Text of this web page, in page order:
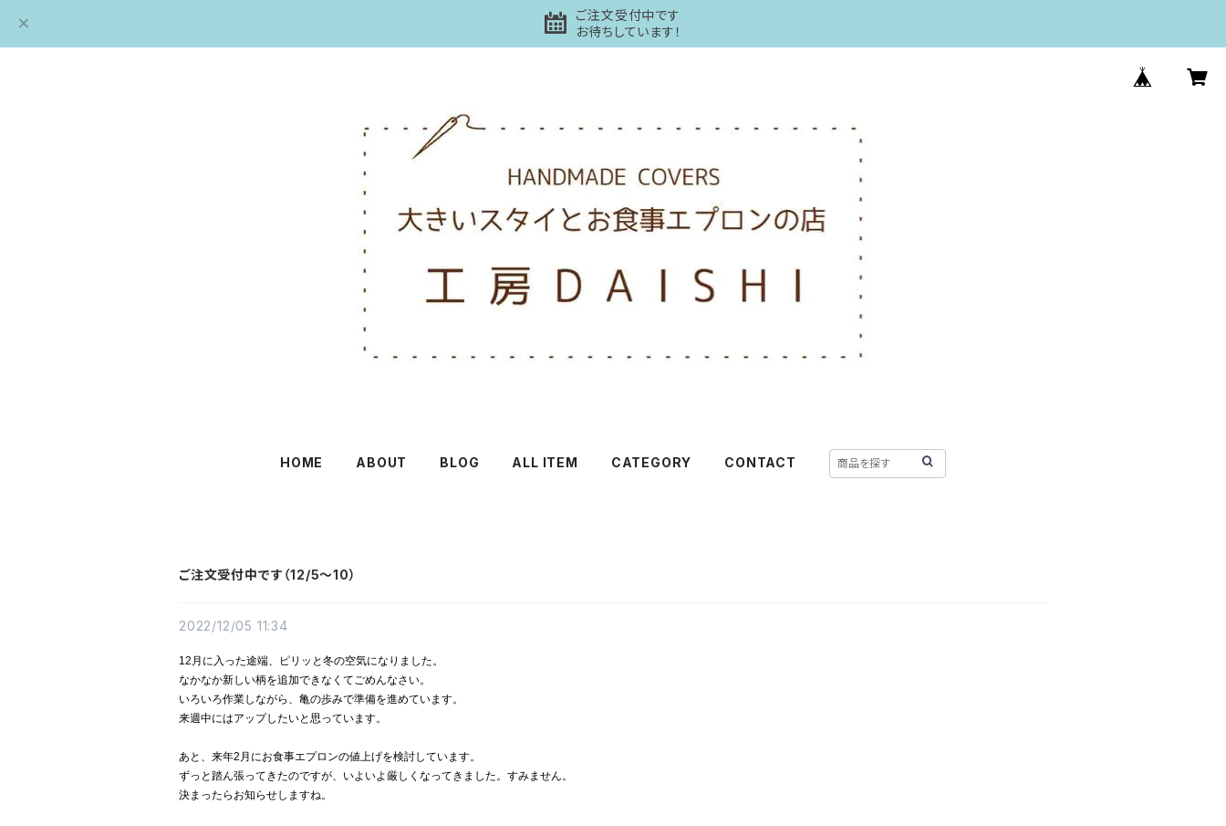
ご注文受付中です
お待ちしています！
HOME ABOUT BLOG ALL ITEM CATEGORY CONTACT
ご注文受付中です（12/5〜10）
2022/12/05 11:34
12月に入った途端、ピリッと冬の空気になりました。
なかなか新しい柄を追加できなくてごめんなさい。
いろいろ作業しながら、亀の歩みで準備を進めています。
来週中にはアップしたいと思っています。
あと、来年2月にお食事エプロンの値上げを検討しています。
ずっと踏ん張ってきたのですが、いよいよ厳しくなってきました。すみません。
決まったらお知らせしますね。